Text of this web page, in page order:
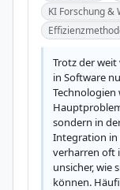
KI Forschung &
Trotz der
in Software
Technologien
sondern in
Integration in
verharren oft
unsicher, wie
können.